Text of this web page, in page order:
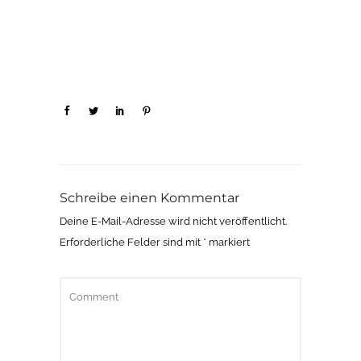
Schreibe einen Kommentar
Deine E-Mail-Adresse wird nicht veröffentlicht.
Erforderliche Felder sind mit * markiert